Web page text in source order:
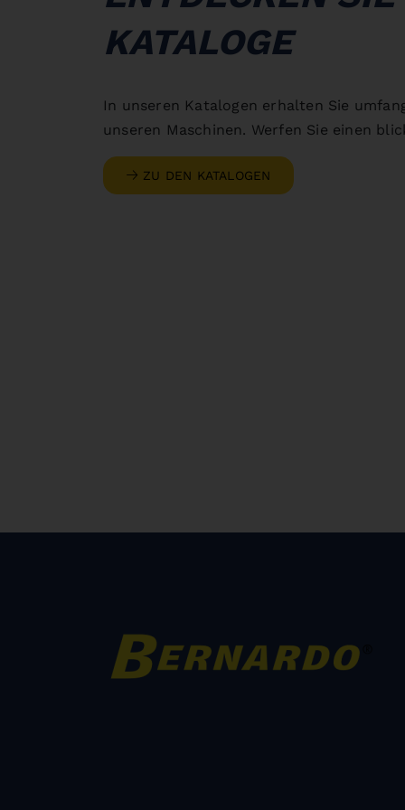
KATALOGE
In unseren Katalogen erhalten Sie
unseren Maschinen. Werfen Sie einen
ZU DEN KATALOGEN